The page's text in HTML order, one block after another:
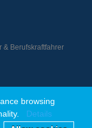
& Berufskraftfahrer
browsing
Details